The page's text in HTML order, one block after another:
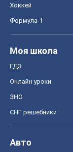
Хоккей
Формула-1
Моя школа
ГДЗ
Онлайн уроки
ЗНО
СНГ решебники
Авто